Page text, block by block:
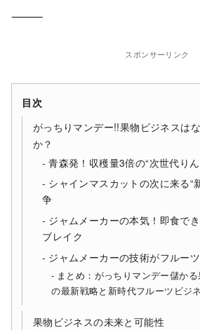
⸻
スポンサーリンク
目次
がっちりマンデー!!果物ビジネスは
か？
青森発！収穫量3倍の“次世代り
シャインマスカットの次に来る“
争
ジャムメーカーの本気！即食で
ブレイク
ジャムメーカーの技術がフルー
まとめ：がっちりマンデー儲か
の最新戦略と新時代フルーツビジ
果物ビジネスの未来と可能性